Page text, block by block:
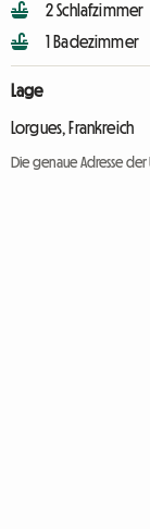
2 Schlafzimmer
1 Badezimmer
Lage
Lorgues, Frankreich
Die genaue Adresse